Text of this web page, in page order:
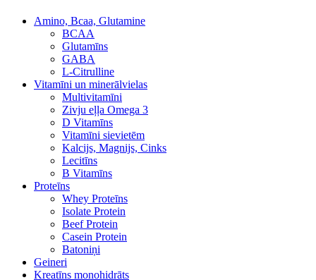
Amino, Bcaa, Glutamine
BCAA
Glutamīns
GABA
L-Citrulline
Vitamīni un minerālvielas
Multivitamīni
Zivju eļļa Omega 3
D Vitamīns
Vitamīni sievietēm
Kalcijs, Magnijs, Cinks
Lecitīns
B Vitamīns
Proteīns
Whey Proteīns
Isolate Protein
Beef Protein
Casein Protein
Batoniņi
Geineri
Kreatīns monohidrāts